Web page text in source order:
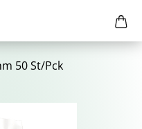
50 St/Pck